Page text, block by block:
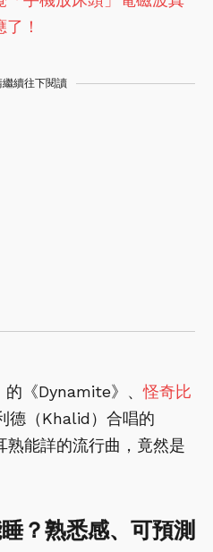
！
續往下閱讀
的《Dynamite》、怪奇比
德（Khalid）合唱的
熟能詳的流行曲，竟然是
？熟悉感、可預測